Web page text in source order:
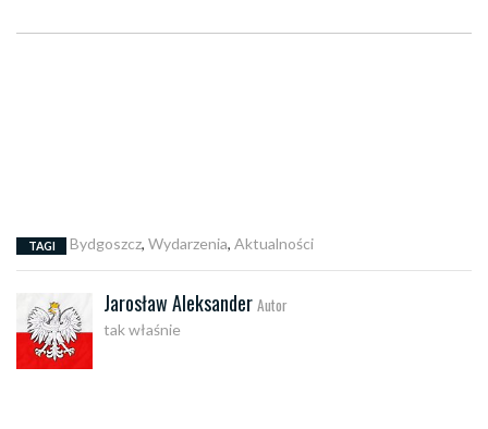
TAGI Bydgoszcz, Wydarzenia, Aktualności
Jarosław Aleksander Autor
tak właśnie